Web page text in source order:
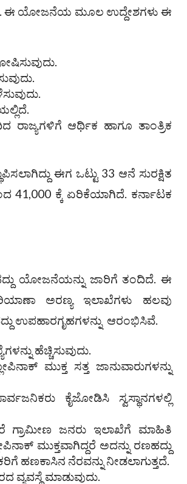
ಈ ಯೋಜನೆಯ ಮೂಲ ಉದ್ದೇಶಗಳು ಈ
ಆರ್ಥಿಕ ಹಾಗೂ ತಾಂತ್ರಿಕ
ಈಗ ಒಟ್ಟು 33 ಆನೆ ಸುರಕ್ಷಿತ
41,000 ಕ್ಕೆ ಏರಿಕೆಯಾಗಿದೆ. ಕರ್ನಾಟಕ
ಯೋಜನೆಯನ್ನು ಜಾರಿಗೆ ತಂದಿದೆ. ಈ
ಅರಣ್ಯ ಇಲಾಖೆಗಳು ಹಲವು
ಉಪಹಾರಗೃಹಗಳನ್ನು ಆರಂಭಿಸಿವೆ.
ಹೆಚ್ಚಿಸುವುದು.
ಮುಕ್ತ ಸತ್ತ ಜಾನುವಾರುಗಳನ್ನು
ಕೈಜೋಡಿಸಿ ಸ್ವಸ್ಥಾನಗಳಲ್ಲಿ
ಗ್ರಾಮೀಣ ಜನರು ಇಲಾಖೆಗೆ ಮಾಹಿತಿ
ಮುಕ್ತವಾಗಿದ್ದರೆ ಅದನ್ನು ರಣಹದ್ದು
ಹಣಕಾಸಿನ ನೆರವನ್ನು ನೀಡಲಾಗುತ್ತದೆ.
ವ್ಯವಸ್ಥೆ ಮಾಡುವುದು.